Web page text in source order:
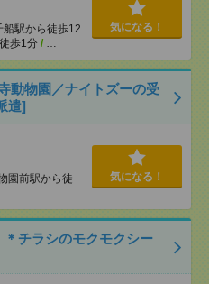
船駅から徒歩12
歩1分 / …
気になる！
物園／ナイトズーの受
遣]
園前駅から徒
気になる！
＊チラシのモクモクシー